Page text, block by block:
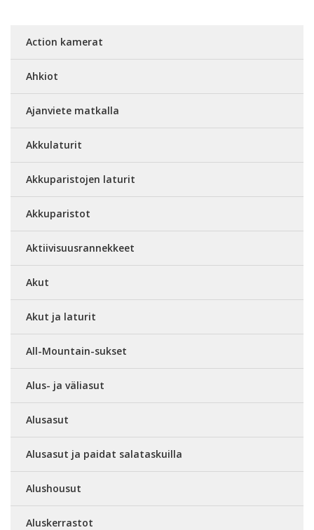
Action kamerat
Ahkiot
Ajanviete matkalla
Akkulaturit
Akkuparistojen laturit
Akkuparistot
Aktiivisuusrannekkeet
Akut
Akut ja laturit
All-Mountain-sukset
Alus- ja väliasut
Alusasut
Alusasut ja paidat salataskuilla
Alushousut
Aluskerrastot